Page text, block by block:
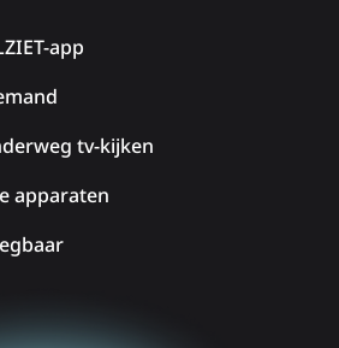
app
tv-kijken
apparaten